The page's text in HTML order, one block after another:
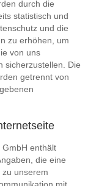
durch die
statistisch und
und die
zu erhöhen, um
von uns
sicherzustellen. Die
getrennt von
enthält
die eine
unserem